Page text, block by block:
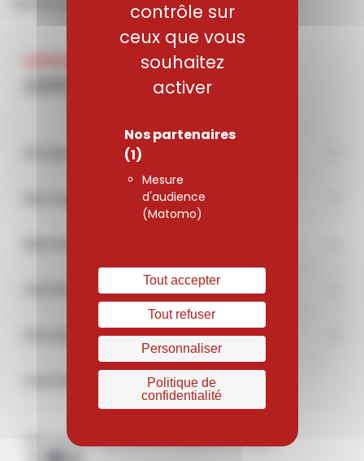
contrôle sur
ceux que vous
souhaitez
activer
Nos partenaires
(1)
Mesure
d'audience
(Matomo)
Tout accepter
Tout refuser
Personnaliser
Politique de
confidentialité
Nos engagements
Documentations & médias
Retrouvez-nous sur les réseaux sociaux